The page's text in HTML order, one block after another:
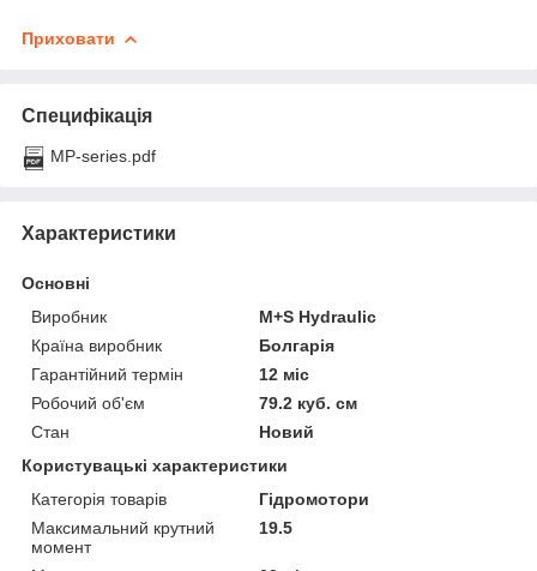
Приховати
Специфікація
MP-series.pdf
Характеристики
Основні
Виробник
M+S Hydraulic
Країна виробник
Болгарія
Гарантійний термін
12 міс
Робочий об'єм
79.2 куб. см
Стан
Новий
Користувацькі характеристики
Категорія товарів
Гідромотори
Максимальний крутний
момент
19.5